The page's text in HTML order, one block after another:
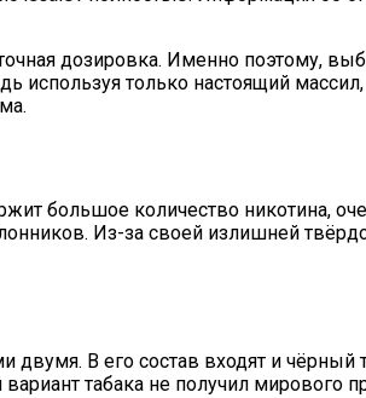
дозировка. Именно поэтому,
используя только настоящий
большое количество никотина,
Из-за своей излишней
В его состав входят и чёрный
табака не получил мирового